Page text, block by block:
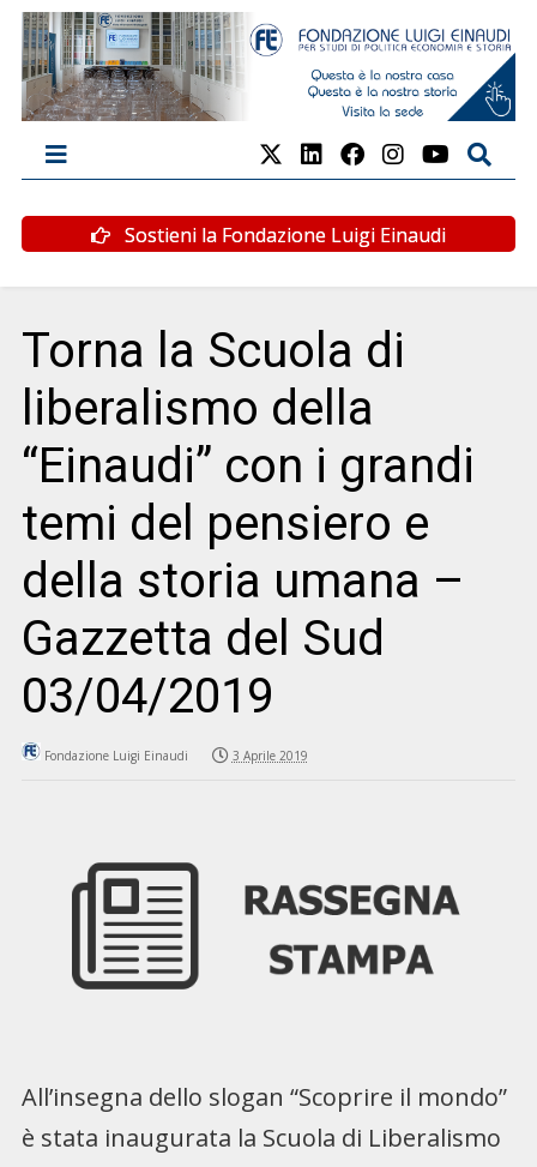
Sostieni la Fondazione Luigi Einaudi
Torna la Scuola di
liberalismo della
“Einaudi” con i grandi
temi del pensiero e
della storia umana –
Gazzetta del Sud
03/04/2019
Fondazione Luigi Einaudi 3 Aprile 2019
All’insegna dello slogan “Scoprire il mondo”
è stata inaugurata la Scuola di Liberalismo